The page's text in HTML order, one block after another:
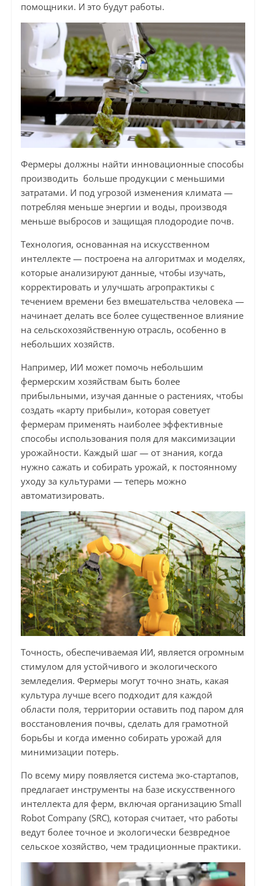
помощники. И это будут работы.
Фермеры должны найти инновационные способы
производить больше продукции с меньшими
затратами. И под угрозой изменения климата —
потребляя меньше энергии и воды, производя
меньше выбросов и защищая плодородие почв.
Технология, основанная на искусственном
интеллекте — построена на алгоритмах и моделях,
которые анализируют данные, чтобы изучать,
корректировать и улучшать агропрактикы с
течением времени без вмешательства человека —
начинает делать все более существенное влияние
на сельскохозяйственную отрасль, особенно в
небольших хозяйств.
Например, ИИ может помочь небольшим
фермерским хозяйствам быть более
прибыльными, изучая данные о растениях, чтобы
создать «карту прибыли», которая советует
фермерам применять наиболее эффективные
способы использования поля для максимизации
урожайности. Каждый шаг — от знания, когда
нужно сажать и собирать урожай, к постоянному
уходу за культурами — теперь можно
автоматизировать.
Точность, обеспечиваемая ИИ, является огромным
стимулом для устойчивого и экологического
земледелия. Фермеры могут точно знать, какая
культура лучше всего подходит для каждой
области поля, территории оставить под паром для
восстановления почвы, сделать для грамотной
борьбы и когда именно собирать урожай для
минимизации потерь.
По всему миру появляется система эко-стартапов,
предлагает инструменты на базе искусственного
интеллекта для ферм, включая организацию Small
Robot Company (SRC), которая считает, что работы
ведут более точное и экологически безвредное
сельское хозяйство, чем традиционные практики.